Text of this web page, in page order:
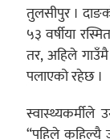
तुलसीपुर ।
५३ वर्षीया
तर, अहिले
पलाएको रहेछ ।
स्वास्थ्यकर्मीले